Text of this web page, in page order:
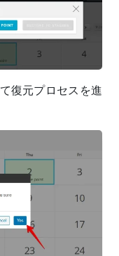
復元プロセスを進